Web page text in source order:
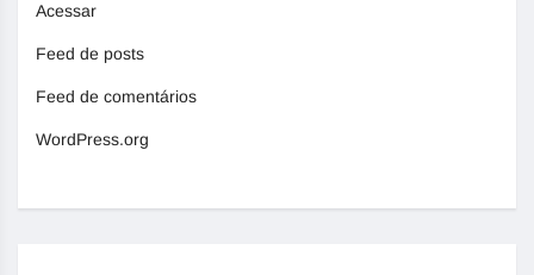
Acessar
Feed de posts
Feed de comentários
WordPress.org